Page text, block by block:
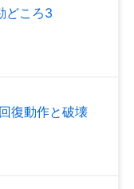
どころ3
復動作と破壊